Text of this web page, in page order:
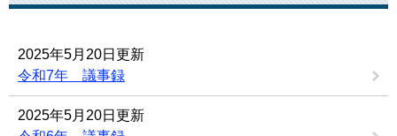
2025年5月20日更新
令和7年 議事録
2025年5月20日更新